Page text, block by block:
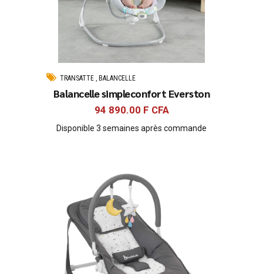
TRANSATTE , BALANCELLE
Balancelle simpleconfort Everston
94 890.00 F CFA
Disponible 3 semaines après commande